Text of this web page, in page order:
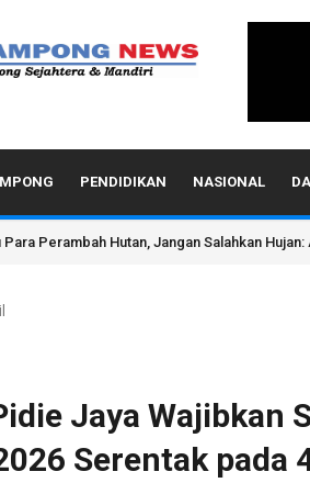
PENDIDIKAN NASIONAL
Wewenang & Pelat Palsu Oleh Oknum
Jaya Wajibkan
Serentak pada